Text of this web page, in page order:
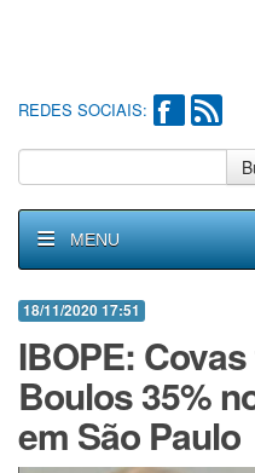
REDES SOCIAIS:
MENU
18/11/2020 17:51
IBOPE:
Boulos 35%
em São Paulo